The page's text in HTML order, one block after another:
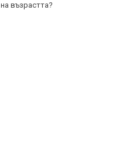
на възрастта?